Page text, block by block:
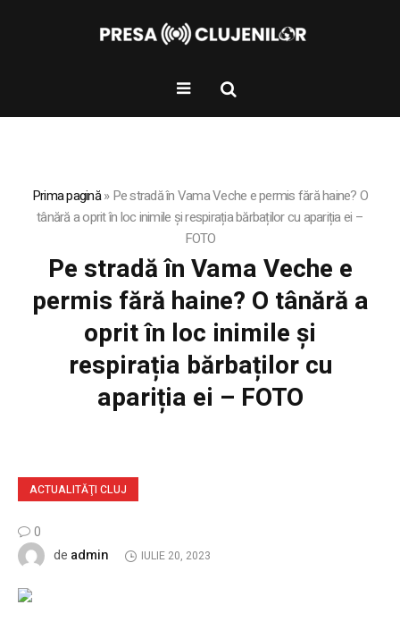
Prima pagină»Pe stradă în Vama Veche e permis fără haine? O
tânără a oprit în loc inimile și respirația bărbaților cu apariția ei –
FOTO
Pe stradă în Vama Veche e
permis fără haine? O tânără a
oprit în loc inimile și
respirația bărbaților cu
apariția ei – FOTO
ACTUALITĂŢI CLUJ
0
de admin IULIE 20, 2023